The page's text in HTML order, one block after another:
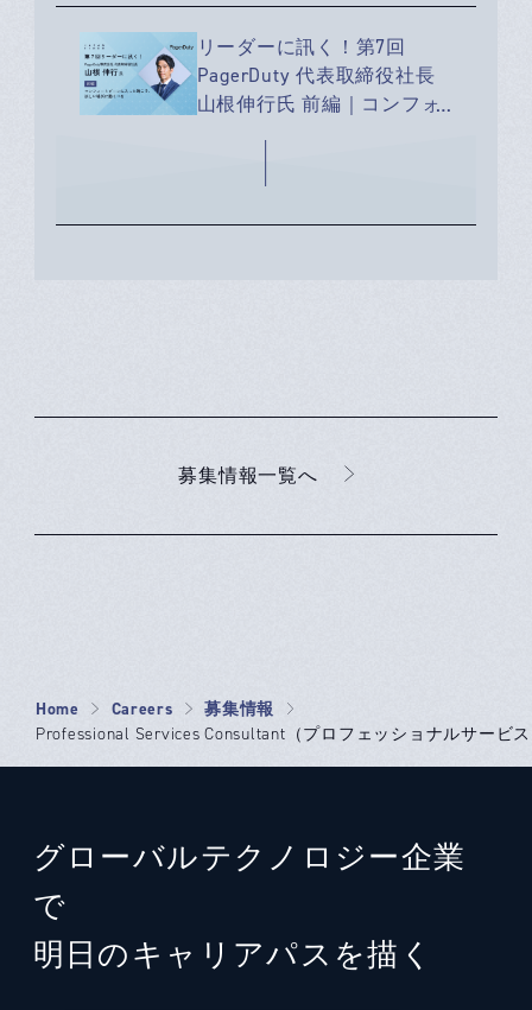
リーダーに訊く！第7回
PagerDuty 代表取締役社長
山根伸行氏 前編｜コンフォ
募集情報一覧へ
Home Careers 募集情報
Professional Services Consultant（プロフェッショナルサービ
グローバルテクノロジー企業
で
明日のキャリアパスを描く